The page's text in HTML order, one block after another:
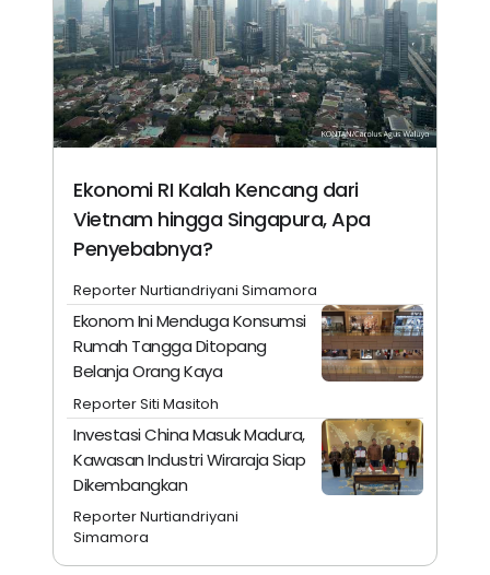
Ekonomi RI Kalah Kencang dari
Vietnam hingga Singapura, Apa
Penyebabnya?
Reporter Nurtiandriyani Simamora
Ekonom Ini Menduga Konsumsi
Rumah Tangga Ditopang
Belanja Orang Kaya
Reporter Siti Masitoh
Investasi China Masuk Madura,
Kawasan Industri Wiraraja Siap
Dikembangkan
Reporter Nurtiandriyani
Simamora